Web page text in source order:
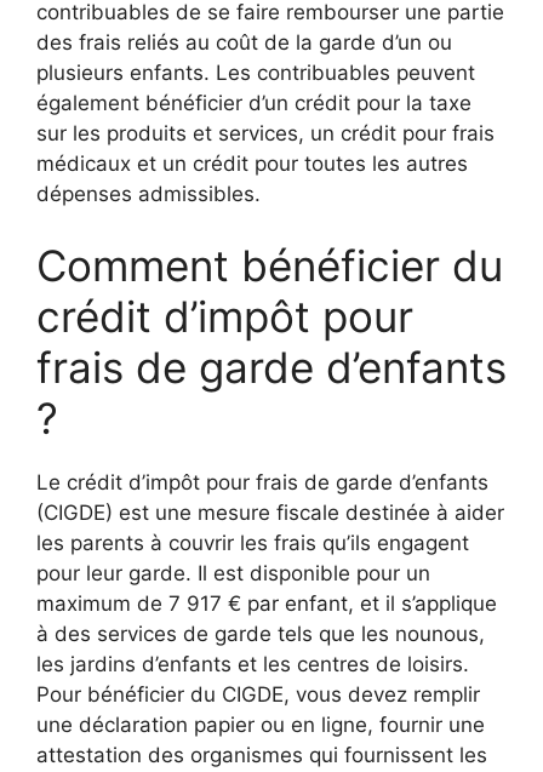
contribuables de se faire rembourser une partie
des frais reliés au coût de la garde d’un ou
plusieurs enfants. Les contribuables peuvent
également bénéficier d’un crédit pour la taxe
sur les produits et services, un crédit pour frais
médicaux et un crédit pour toutes les autres
dépenses admissibles.
Comment bénéficier du
crédit d’impôt pour
frais de garde d’enfants
?
Le crédit d’impôt pour frais de garde d’enfants
(CIGDE) est une mesure fiscale destinée à aider
les parents à couvrir les frais qu’ils engagent
pour leur garde. Il est disponible pour un
maximum de 7 917 € par enfant, et il s’applique
à des services de garde tels que les nounous,
les jardins d’enfants et les centres de loisirs.
Pour bénéficier du CIGDE, vous devez remplir
une déclaration papier ou en ligne, fournir une
attestation des organismes qui fournissent les